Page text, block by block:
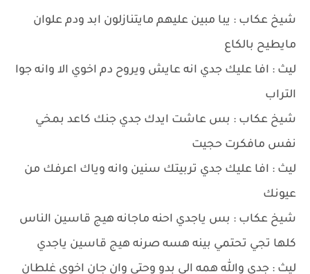
شيخ عكاب : يبا مبين عليهم مايتنازلون ابد ودم علوان
مايطيح بالكاع
ليث : افا عليك جدي انه عايش ويروح دم اخوي الا وانه جوا
التراب
شيخ عكاب : بس عاشت ايدك جدي جنك كاعد بمخي
نفس مافكرت حجيت
ليث : افا عليك جدي تربيتك سنين وانه وياك اعرفك من
عيونك
شيخ عكاب : بس ياجدي احنه ماجانه هيج قاسين الناس
كلها تجي تحتمي بينه هسه صرنه هيج قاسين ياجدي
ليث : جدي والله همه الي بدو وحتى وان جان اخوي غلطان